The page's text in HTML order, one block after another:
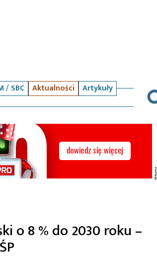
/ SBC Aktualności
Artykuły
o 8 % do 2030 roku –